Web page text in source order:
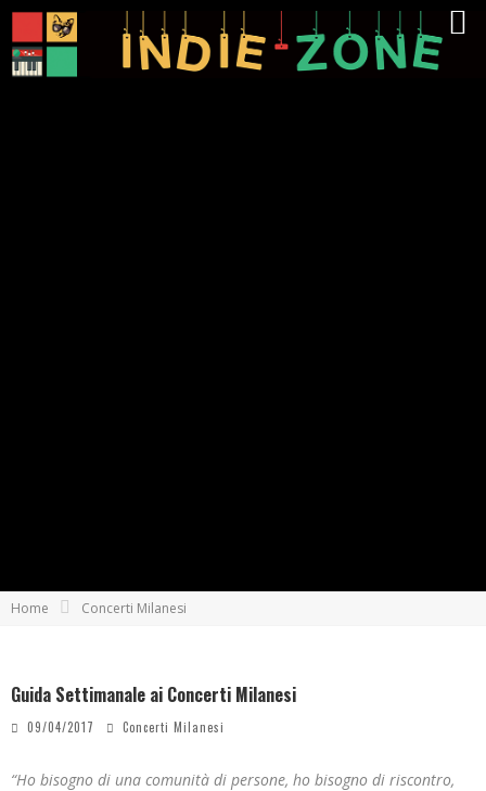
Home Concerti Milanesi
Guida Settimanale ai Concerti Milanesi
09/04/2017 Concerti Milanesi
“Ho bisogno di una comunità di persone, ho bisogno di riscontro,